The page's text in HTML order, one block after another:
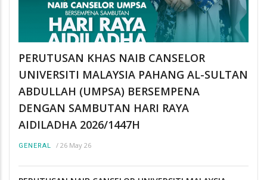
PERUTUSAN KHAS NAIB CANSELOR
UNIVERSITI MALAYSIA PAHANG AL-SULTAN
ABDULLAH (UMPSA) BERSEMPENA
DENGAN SAMBUTAN HARI RAYA
AIDILADHA 2026/1447H
GENERAL / 26 May 26